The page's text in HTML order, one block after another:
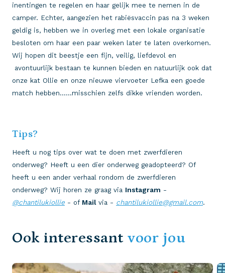
inentingen te regelen en haar gelijk mee te nemen in de
camper. Echter, aangezien het rabiësvaccin pas na 3 weken
geldig is, hebben we in overleg met een lokale organisatie
besloten om haar een paar weken later te laten overkomen.
Wij hopen dit beestje een fijn, veilig, liefdevol en
avontuurlijk bestaan te kunnen bieden en natuurlijk ook dat
onze kat Ollie en onze nieuwe viervoeter Lefka een goede
match hebben……misschien zelfs dikke vrienden worden.
Tips?
Heeft u nog tips over wat te doen met zwerfdieren
onderweg? Heeft u een dier onderweg geadopteerd? Of
heeft u een ander verhaal rondom de zwerfdieren
onderweg? Wij horen ze graag via Instagram -
@chantilukiollie - of Mailvia - chantilukiollie@gmail.com.
Ook interessant voor jou